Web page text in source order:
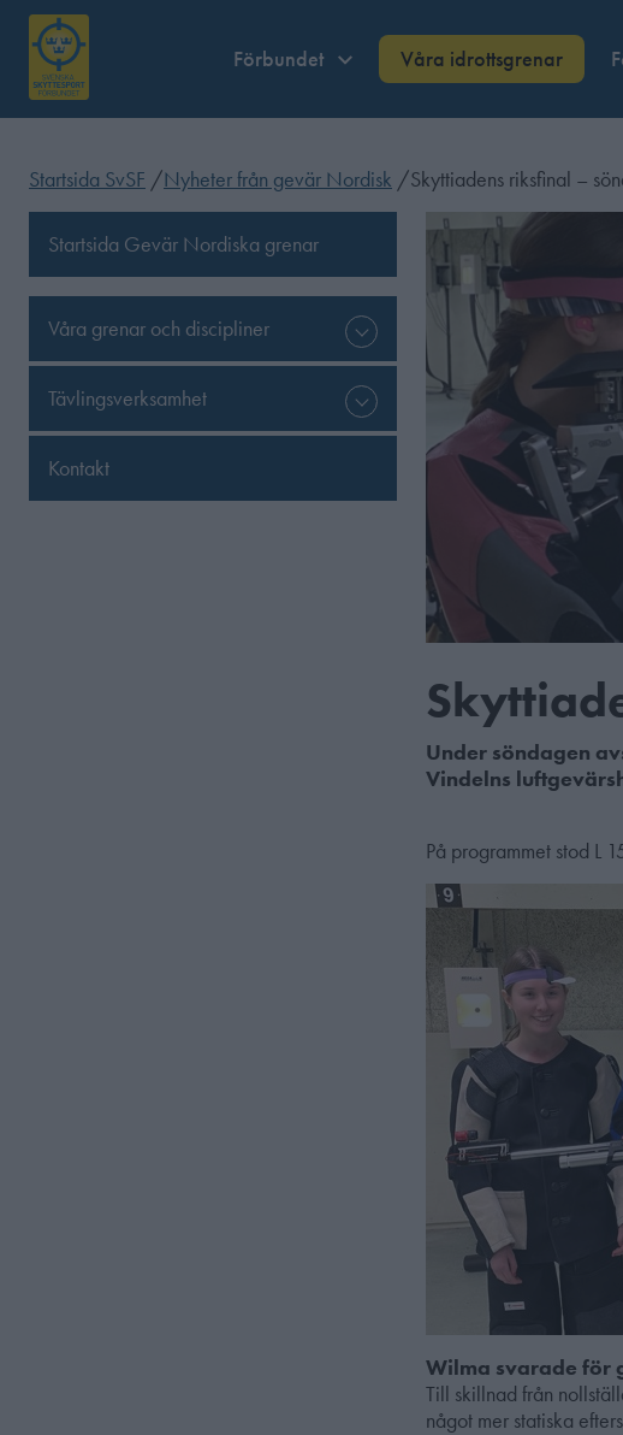
Förbundet Våra idrottsgrenar
Startsida SvSF /Nyheter från gevär Nordisk /Skyttiadens riksfinal –
Startsida Gevär Nordiska grenar
Våra grenar och discipliner
Tävlingsverksamhet
Kontakt
Under söndagen
Vindelns
På programmet stod L
Wilma svarade för
Till skillnad från
något mer statiska